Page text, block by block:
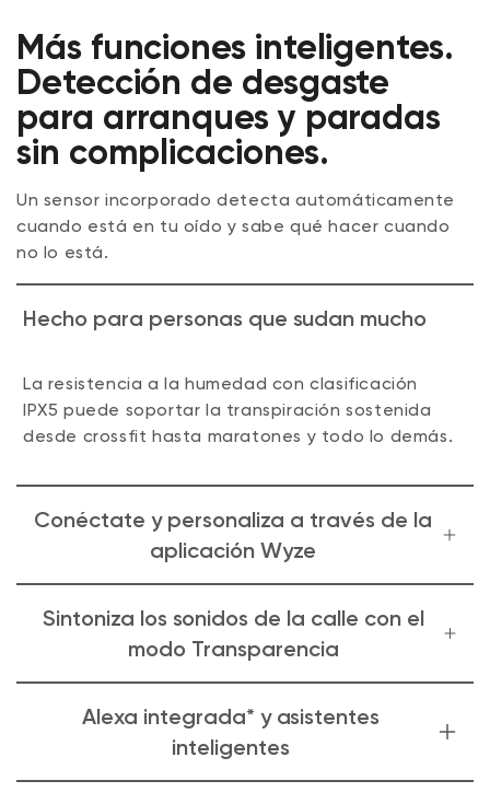
Más funciones inteligentes.
Detección de desgaste
para arranques y paradas
sin complicaciones.
Un sensor incorporado detecta automáticamente
cuando está en tu oído y sabe qué hacer cuando
no lo está.
Hecho para personas que sudan mucho
La resistencia a la humedad con clasificación
IPX5 puede soportar la transpiración sostenida
desde crossfit hasta maratones y todo lo demás.
Conéctate y personaliza a través de la
aplicación Wyze
Configura tus Wyze Buds a tu gusto ajustando el
ecualizador en la app Wyze. Crea y guarda tus
preferencias personalizadas o elige selecciones
juegos y más.
Sintoniza los sonidos de la calle con el
modo Transparencia
Un sistema de 4 micrófonos te permite escuchar
el mundo que te rodea con un simple toque.
Alexa integrada* y asistentes
inteligentes